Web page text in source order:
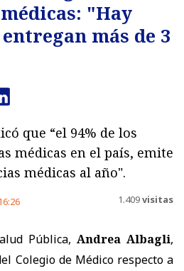
"Hay
más de 3
que “el 94% de los
médicas en el país, emite
médicas al año".
1.409visitas
Pública, Andrea Albagli,
Colegio de Médico respecto a